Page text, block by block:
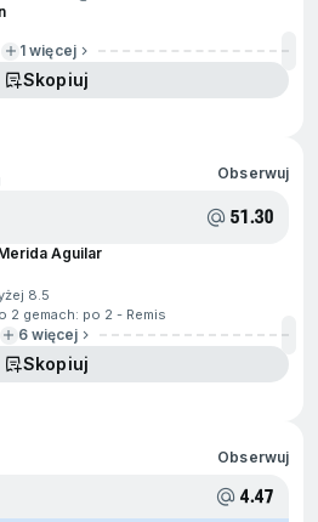
1 więcej
Skopiuj
Obserwuj
51.30
Aguilar
8.5
2 gemach: po 2 - Remis
6 więcej
Skopiuj
Obserwuj
4.47